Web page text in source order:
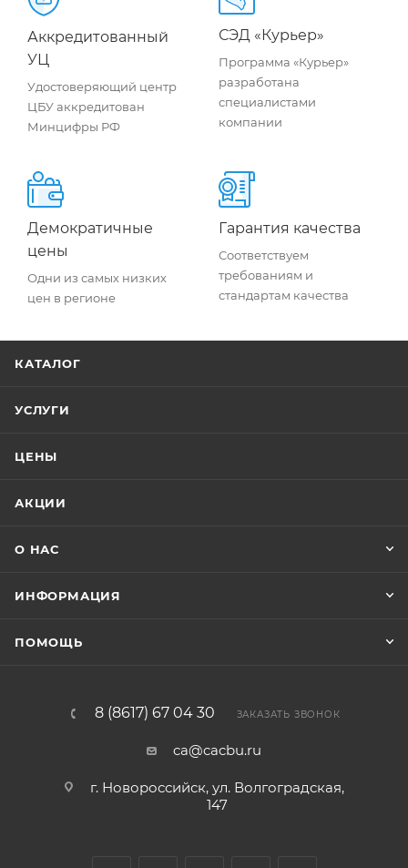
Аккредитованный
УЦ
Удостоверяющий центр
ЦБУ аккредитован
Минцифры РФ
СЭД «Курьер»
Программа «Курьер»
разработана
специалистами
компании
Демократичные
цены
Одни из самых низких
цен в регионе
Гарантия качества
Соответствуем
требованиям и
стандартам качества
КАТАЛОГ
УСЛУГИ
ЦЕНЫ
АКЦИИ
О НАС
ИНФОРМАЦИЯ
ПОМОЩЬ
8 (8617) 67 04 30 ЗАКАЗАТЬ ЗВОНОК
ca@cacbu.ru
г. Новороссийск, ул. Волгоградская,
147